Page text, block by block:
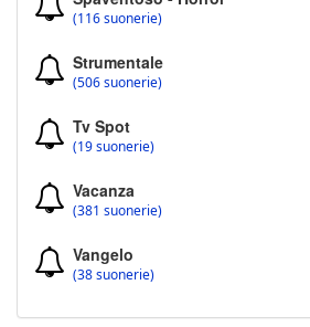
(116 suonerie)
Strumentale
(506 suonerie)
Tv Spot
(19 suonerie)
Vacanza
(381 suonerie)
Vangelo
(38 suonerie)